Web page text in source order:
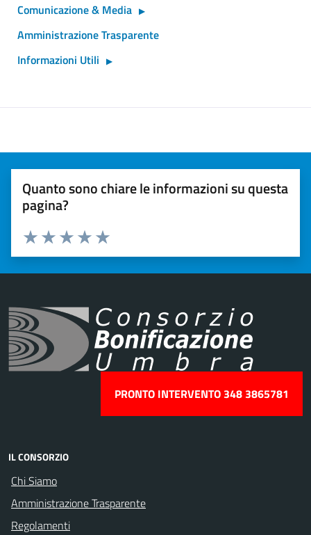
Comunicazione & Media
Amministrazione Trasparente
Informazioni Utili
Quanto sono chiare le informazioni su questa
pagina?
Valuta 5 stelle su 5
Valuta 4 stelle su 5
Valuta 3 stelle su 5
Valuta 2 stelle su 5
Valuta 1 stelle su 5
PRONTO INTERVENTO 348 3865781
IL CONSORZIO
Chi Siamo
Amministrazione Trasparente
Regolamenti